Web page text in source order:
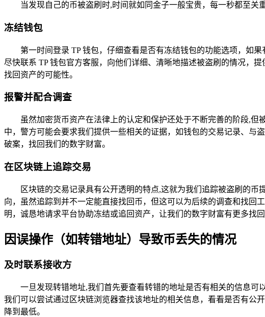
当发现自己的币被盗刷时,时间就如同金子一般宝贵，每一秒都至关
冻结钱包
第一时间登录 TP 钱包，仔细查看是否有冻结钱包的功能选项，如
尽快联系 TP 钱包官方客服，向他们详细、清晰地描述被盗刷的情况，
找回资产的可能性。
报警并配合调查
虽然加密货币资产在法律上的认定和保护还处于不断完善的阶段,
中，警方可能会要求我们提供一些相关的证据，如钱包的交易记录、与
破案，找回我们的数字财富。
在区块链上追踪交易
区块链的交易记录具有公开透明的特点,这就为我们追踪被盗刷的币
向，虽然追踪到并不一定能直接找回币，但这可以为后续的调查和找回
明，诚恳地请求平台协助冻结或追回资产，让我们的数字财富有更多找回
因误操作（如转错地址）导致币丢失的情况
及时联系接收方
一旦发现转错地址,我们首先要查看转错的地址是否有相关的信息可
我们可以尝试通过区块链浏览器查找该地址的相关信息，看看是否有公
降到最低。